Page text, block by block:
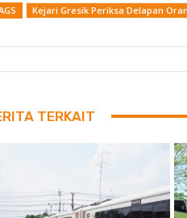
Kejari Gresik Periksa Delapan
TERKAIT